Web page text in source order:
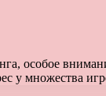
особое
у множества